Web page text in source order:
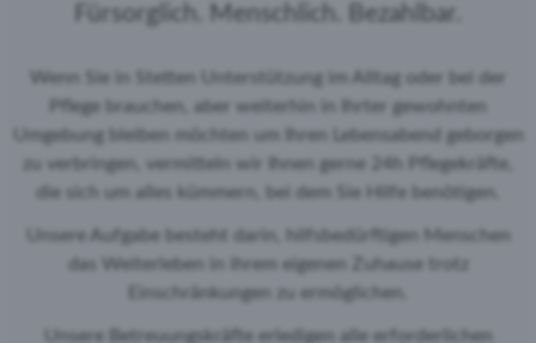
Fürsorglich. Menschlich. Bezahlbar.
Wenn Sie in Stetten Unterstützung im Alltag oder bei der
Pflege brauchen, aber weiterhin in Ihrter gewohnten
Umgebung bleiben möchten um Ihren Lebensabend geborgen
zu verbringen, vermitteln wir Ihnen gerne 24h Pflegekräfte,
die sich um alles kümmern, bei dem Sie Hilfe benötigen.
Unsere Aufgabe besteht darin, hilfsbedürftigen Menschen
das Weiterleben in ihrem eigenen Zuhause trotz
Einschränkungen zu ermöglichen.
Unsere Betreuungskräfte erledigen alle erforderlichen